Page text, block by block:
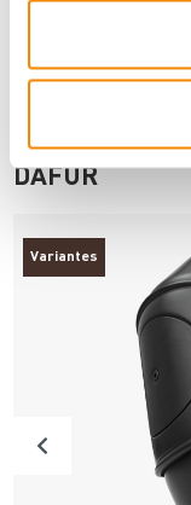
ANDERE
DAFÜR
Variantes